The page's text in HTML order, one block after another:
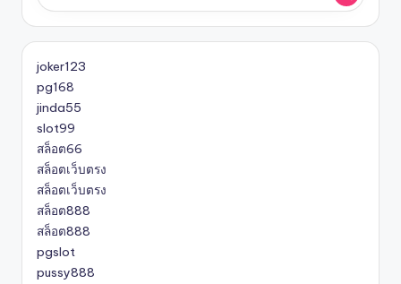
joker123
pg168
jinda55
slot99
สล็อต66
สล็อตเว็บตรง
สล็อตเว็บตรง
สล็อต888
สล็อต888
pgslot
pussy888